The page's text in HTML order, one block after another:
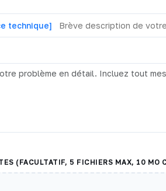
technique]
(FACULTATIF, 5 FICHIERS MAX, 10 MO